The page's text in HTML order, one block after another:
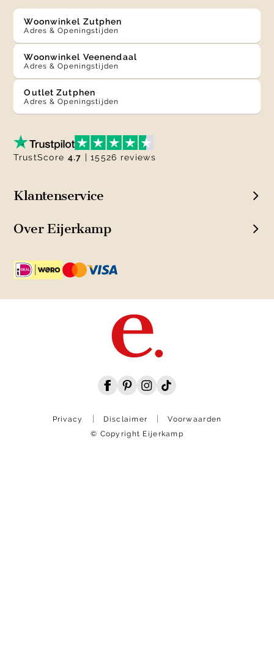
Woonwinkel Zutphen
Adres & Openingstijden
Woonwinkel Veenendaal
Adres & Openingstijden
Outlet Zutphen
Adres & Openingstijden
Klantenservice
Over Eijerkamp
TrustScore 4.7 | 15526 reviews
Privacy Disclaimer
Voorwaarden
© Copyright Eijerkamp